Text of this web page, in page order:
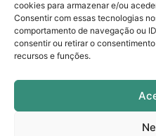
cookies para armazenar e/ou
Consentir com essas tecnologias
comportamento de navegação ou
consentir ou retirar o
recursos e funções.
Ferreiros
9000-
082
Portugal